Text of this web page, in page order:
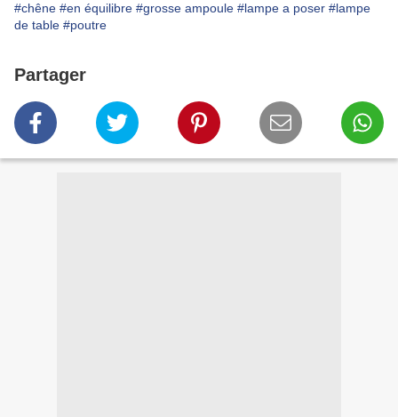
#chêne #en équilibre #grosse ampoule #lampe a poser #lampe
de table #poutre
Partager